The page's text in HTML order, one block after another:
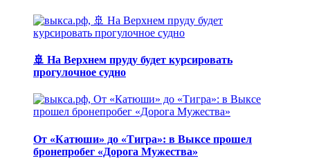
🚢 На Верхнем пруду будет курсировать
прогулочное судно
От «Катюши» до «Тигра»: в Выксе прошел
бронепробег «Дорога Мужества»